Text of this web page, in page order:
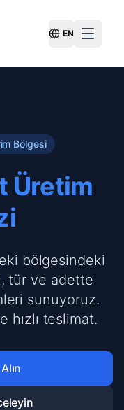
Switch
EN
Bölgesi
Üretim
bölgesindeki
tür ve adette
sunuyoruz.
hızlı teslimat.